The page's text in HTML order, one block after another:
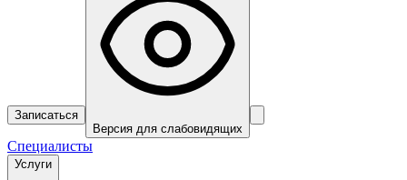
Записаться
Версия для слабовидящих
Специалисты
Услуги